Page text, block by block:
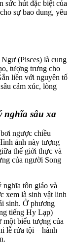
sức hút đặc biệt của
sự bao dung, yêu
(Pisces) là cung
tượng trưng cho
liền với nguyên tố
cảm xúc, lòng
nghĩa sâu xa
ngược chiều
ảnh này tượng
thế giới thực và
của người Song
nghĩa tôn giáo và
xem là sinh vật linh
sinh. Ở phương
tiếng Hy Lạp)
biểu tượng của
lễ rửa tội – hành